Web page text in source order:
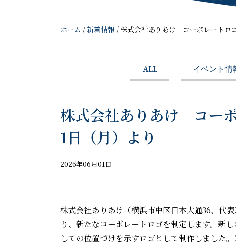
ホーム /新着情報 /株式会社ありあけ コーポレートロ
ALL イベント情
株式会社ありあけ コー
1日（月）より
2026年06月01日
株式会社ありあけ（横浜市中区日本大通36、代
り、新たなコーポレートロゴを制定します。新
しての位置づけを示すロゴとして制作しました